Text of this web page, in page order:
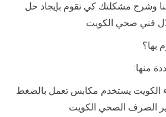
وشرح مشكلتك كي نقوم بإيجاد حل
فني صحي الكويت
بها؟
منها:
الكويت يستخدم مكابس تعمل بالضغط
الصرف الصحي الكويت